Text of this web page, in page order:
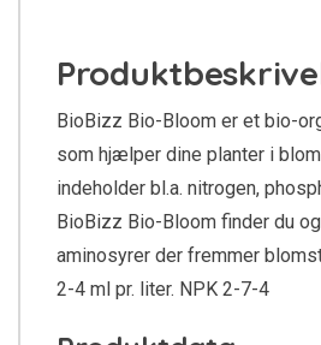
BioBizz Bio-Bloom er et bio-
som hjælper dine planter i
indeholder bl.a. nitrogen,
BioBizz Bio-Bloom finder du
aminosyrer der fremmer
2-4 ml pr. liter. NPK 2-7-4